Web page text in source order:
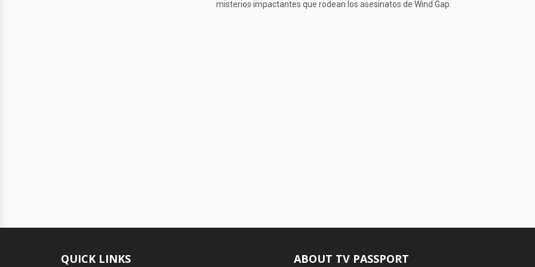
misterios impactantes que rodean los asesinatos de Wind Gap.
QUICK LINKS ABOUT TV PASSPORT